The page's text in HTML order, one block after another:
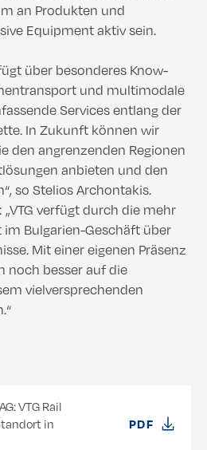
an Produkten und
Equipment aktiv sein.
über besonderes Know-
und multimodale
Services entlang der
In Zukunft können wir
den angrenzenden Regionen
anbieten und den
so Stelios Archontakis.
verfügt durch die mehr
Bulgarien-Geschäft über
Mit einer eigenen Präsenz
noch besser auf die
vielversprechenden
VTG Rail
in
PDF